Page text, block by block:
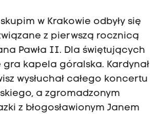
w Krakowie odbyły się
z pierwszą rocznicą
Pawła II. Dla świętujących
kapela góralska. Kardynał
wysłuchał całego koncertu
a zgromadzonym
z błogosławionym Janem